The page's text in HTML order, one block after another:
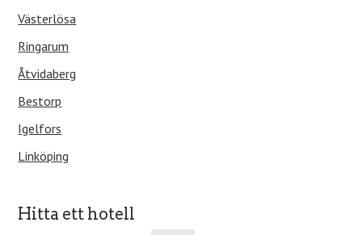
Västerlösa
Ringarum
Åtvidaberg
Bestorp
Igelfors
Linköping
Hitta ett hotell